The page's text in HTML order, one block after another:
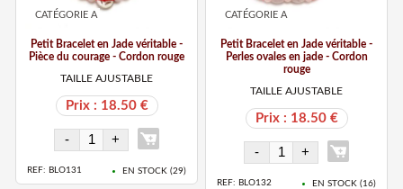
CATÉGORIE A
Petit Bracelet en Jade véritable -
Pièce du courage - Cordon rouge
TAILLE AJUSTABLE
Prix : 18.50 €
REF: BLO131 EN STOCK (29)
CATÉGORIE A
Petit Bracelet en Jade véritable -
Perles ovales en jade - Cordon
rouge
TAILLE AJUSTABLE
Prix : 18.50 €
REF: BLO132 EN STOCK ( 16)